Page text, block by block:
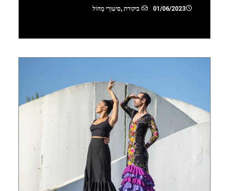
01/06/2023 ביקורת ,סִיעוּרֵי מָחוֹל